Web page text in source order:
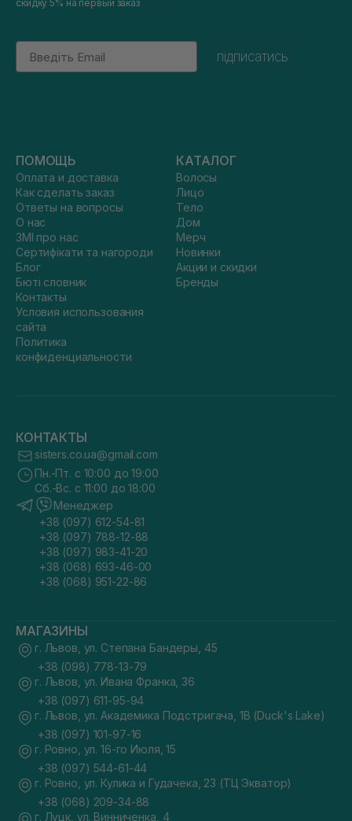
скидку 5% на первый заказ
Email
підписатись
ПОМОЩЬ
Оплата и доставка
Как сделать заказ
Ответы на вопросы
О нас
ЗМІ про нас
Сертифікати та нагороди
Блог
Бюті словник
Контакты
Условия использования
сайта
Политика
конфиденциальности
КАТАЛОГ
Волосы
Лицо
Тело
Дом
Мерч
Новинки
Акции и скидки
Бренды
КОНТАКТЫ
sisters.co.ua@gmail.com
Пн.-Пт. с 10:00 до 19:00
Сб.-Вс. с 11:00 до 18:00
Менеджер
+38 (097) 612-54-81
+38 (097) 788-12-88
+38 (097) 983-41-20
+38 (068) 693-46-00
+38 (068) 951-22-86
МАГАЗИНЫ
г. Львов, ул. Степана Бандеры, 45
+38 (098) 778-13-79
г. Львов, ул. Ивана Франка, 36
+38 (097) 611-95-94
г. Львов, ул. Академика Подстригача, 1В (Duck's Lake)
+38 (097) 101-97-16
г. Ровно, ул. 16-го Июля, 15
+38 (097) 544-61-44
г. Ровно, ул. Кулика и Гудачека, 23 (ТЦ Экватор)
+38 (068) 209-34-88
г. Луцк, ул. Винниченка, 4